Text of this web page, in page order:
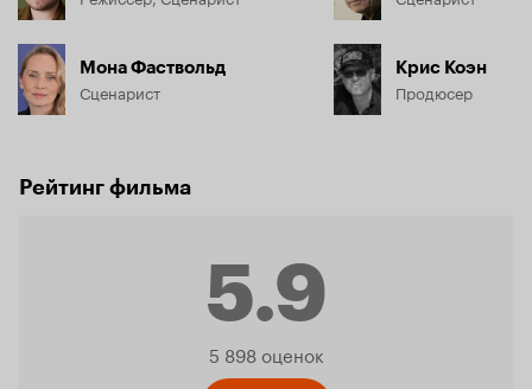
Мона Фаствольд
Сценарист
Крис Коэн
Продюсер
Рейтинг фильма
5.9
Рейтинг
5 898 оценок